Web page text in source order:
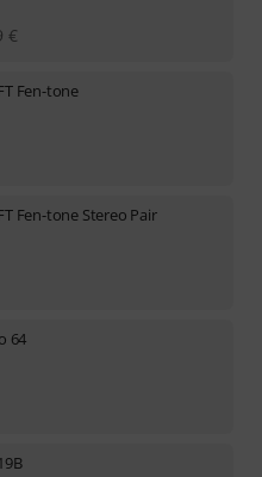
€
Fen-tone
Fen-tone Stereo Pair
64